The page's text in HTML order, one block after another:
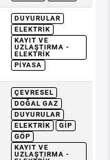
DUYURULAR
ELEKTRIK
KAYIT VE
UZLAŞTIRMA -
ELEKTRIK
PIYASA
ÇEVRESEL
DOĞAL GAZ
DUYURULAR
ELEKTRIK
GİP
GÖP
KAYIT VE
UZLAŞTIRMA -